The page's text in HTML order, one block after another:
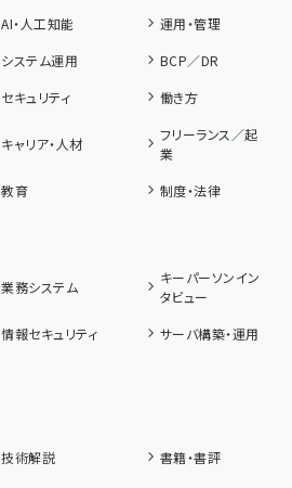
AI・人工知能
運用・管理
システム運用
BCP／DR
セキュリティ 働き方
キャリア・人材
フリーランス／起
業
教育 制度・法律
業務システム
キーパーソンイン
タビュー
情報セキュリティ
サーバ構築・運用
技術解説
書籍・書評